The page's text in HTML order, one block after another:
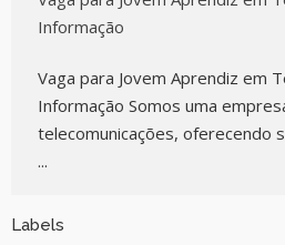
Informação
Vaga para Jovem Aprendiz em
Informação Somos uma
telecomunicações, oferecendo
...
Labels